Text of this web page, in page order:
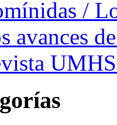
/
avances